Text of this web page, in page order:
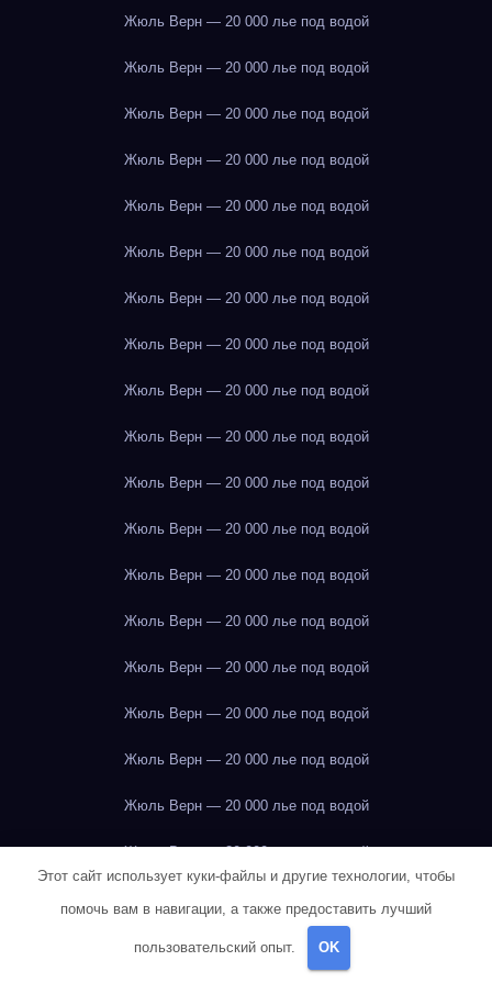
Жюль Верн — 20 000 лье под водой
Жюль Верн — 20 000 лье под водой
Жюль Верн — 20 000 лье под водой
Жюль Верн — 20 000 лье под водой
Жюль Верн — 20 000 лье под водой
Жюль Верн — 20 000 лье под водой
Жюль Верн — 20 000 лье под водой
Жюль Верн — 20 000 лье под водой
Жюль Верн — 20 000 лье под водой
Жюль Верн — 20 000 лье под водой
Жюль Верн — 20 000 лье под водой
Жюль Верн — 20 000 лье под водой
Жюль Верн — 20 000 лье под водой
Жюль Верн — 20 000 лье под водой
Жюль Верн — 20 000 лье под водой
Жюль Верн — 20 000 лье под водой
Жюль Верн — 20 000 лье под водой
Жюль Верн — 20 000 лье под водой
Жюль Верн — 20 000 лье под водой
Жюль Верн — 20 000 лье под водой
Этот сайт использует куки-файлы и другие технологии, чтобы
помочь вам в навигации, а также предоставить лучший
пользовательский опыт. OK